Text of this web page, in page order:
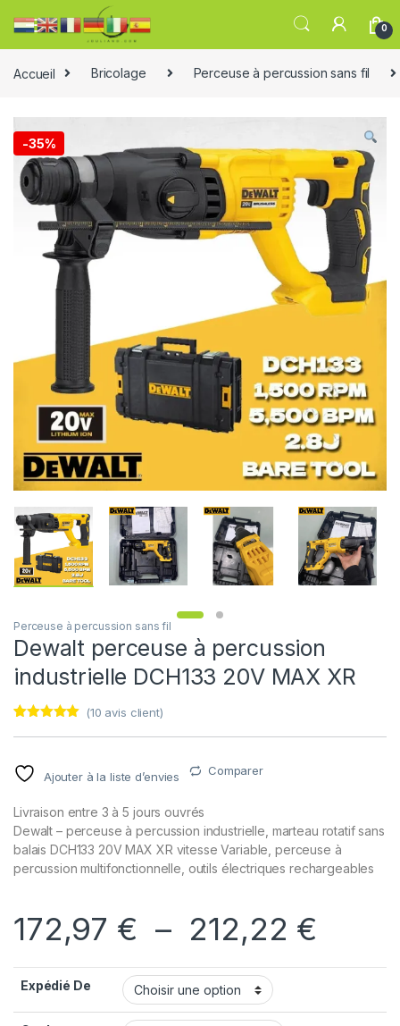
0
Accueil Bricolage Perceuse à percussion sans fil
-35%
Perceuse à percussion sans fil
Dewalt perceuse à percussion
industrielle DCH133 20V MAX XR
notations
client
(10 avis client)
Ajouter à la liste d’envies Comparer
Livraison entre 3 à 5 jours ouvrés
Dewalt – perceuse à percussion industrielle, marteau rotatif sans
balais DCH133 20V MAX XR vitesse Variable, perceuse à
percussion multifonctionnelle, outils électriques rechargeables
172,97 € – 212,22 €
Expédié De